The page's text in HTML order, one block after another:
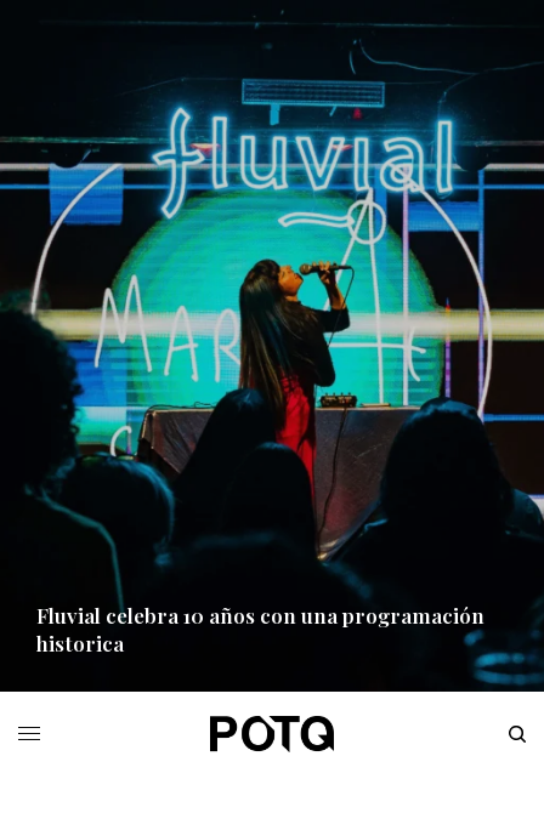
Fluvial celebra 10 años con una programación
historica